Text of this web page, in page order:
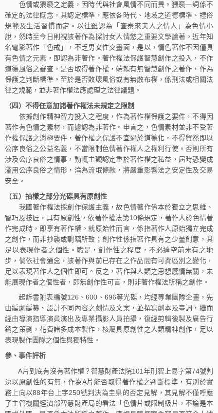
色情或猥褻之定義，因時代與社會風情不同而異。猥褻一詞係不
確定的法律概念，其認定標準，應依各時代、地域之道德標準、禮俗
規範及生活習慣而定。以往雖認為「查泰來夫人之情人」為色情小
說，然時至今日則視該著作為探討女人情慾之重要文學論著。近年知
名電影著作「色戒」，不乏男女性交畫面，是以，情色著作不因僅具
有色情之元素，即認為非著作。著作權法保護智慧創作之投入，不作
道德風俗之審查，是否取得著作權，端賴有無智慧創作之著作，作為
保護之判斷標準。至於是否敗壞風俗或有無散布權，係刑法或相關法
律之規範，並非著作權法應處理之法律議題。
（四）不得任意加諸著作權法未規定之限制
依據創作精神智力投入之程度，作為著作權保護之要件，不得因
著作有色情之素材，而遽認為非著作。申言之，色情素材並非不受著
作權保護之消極要件，著作權之保護不宜過於道德化，不得貿然即以
公序良俗之公益名義，不當限制色情著作權人之權利行使。否則所有
涉及公序良俗之情事，動輒主觀認定重於著作權之私益，屆時恐變成
濫用公序良俗之情形，淪為流氓條款，將嚴重影響法之安定性及交易
安全。
（五）抽樣之部分光碟具有原創性
我國著作權法採創作保護主義，故色情著作係本於獨立之思維、
智巧及技匠，具有原創性，依著作權法第10條規定，著作人於色情著
作完成時，即享有著作權。就原始性而言，係指著作人原始獨立完成
之創作，而非抄襲或剽竊所致；創作性係指著作具有之少量創意，其
足以表現作者之個性。職是，創作性之程度，不必達空前未有之地
步，倘依社會通念，該著作與前已存在之作品間有可資區別之變化，
足以表現著作人之個性即可。反之，著作與人類之思想感情無關，未
能展現作者之個性者，即無創作性可言，則非著作權法所稱之創作。
起訴書附表編號126、600、696等光碟，均經專業團隊企畫，先
由編劇編纂、設計不同內容之劇情及文案，並撰寫劇本及臺詞，繼而
經由導演指導演員演出及專業攝影人員拍攝，復經剪輯後製及廣告行
銷之策劃，花費諸多成本製作，核屬具原創性之人類精神創作，足以
表現製作團隊之個性與獨特性。
參、事件評析
A片到底有沒有著作權？智慧財產法院101年刑智上易字第74號判
決以原創性的有無，作為A片能否取得著作權之判斷標準，有別於實
務上向以88年台上字250號判決為圭臬的否定見解，其見解不僅呼應
了主管機關經濟部智慧財產局的看法「色情片或限制級片，不論是本